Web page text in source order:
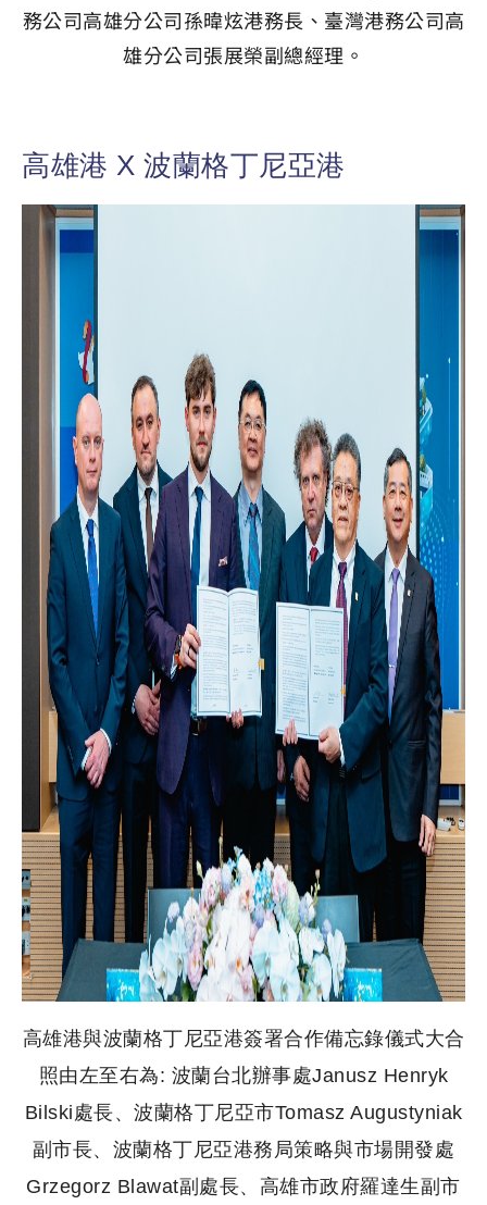
務公司高雄分公司孫暐炫港務長、臺灣港務公司高
雄分公司張展榮副總經理。
高雄港 X 波蘭格丁尼亞港
高雄港與波蘭格丁尼亞港簽署合作備忘錄儀式大合
照由左至右為: 波蘭台北辦事處Janusz Henryk
Bilski處長、波蘭格丁尼亞市Tomasz Augustyniak
副市長、波蘭格丁尼亞港務局策略與市場開發處
Grzegorz Blawat副處長、高雄市政府羅達生副市